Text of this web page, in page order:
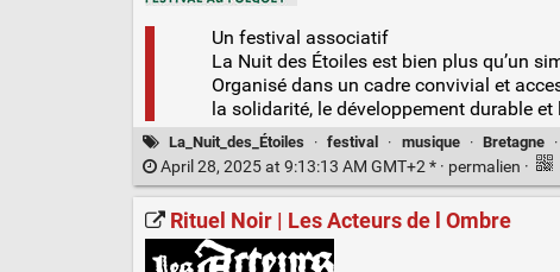
Un festival associatif
La Nuit des Étoiles est bien plus qu’un
Organisé dans un cadre convivial et
la solidarité, le développement durable et
La_Nuit_des_Étoiles · festival · musique · Bretagne ·
April 28, 2025 at 9:13:13 AM GMT+2 * · permalien ·
Rituel Noir | Les Acteurs de l Ombre